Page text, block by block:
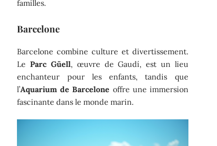
familles.
Barcelone
Barcelone combine culture et divertissement.
LeParc Güell, œuvre de Gaudí, est un lieu
enchanteur pour les enfants, tandis que
l’Aquarium de Barcelone offre une immersion
fascinante dans le monde marin.